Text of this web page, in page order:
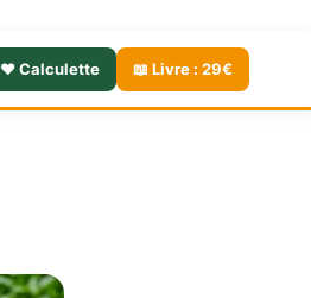
❤️ Calculette 📖 Livre : 29€